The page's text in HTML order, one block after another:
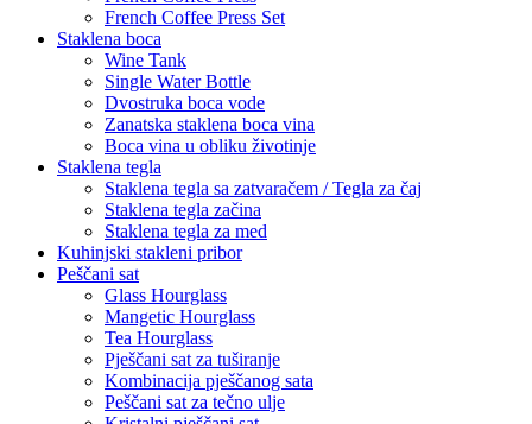
French Coffee Press Set
Staklena boca
Wine Tank
Single Water Bottle
Dvostruka boca vode
Zanatska staklena boca vina
Boca vina u obliku životinje
Staklena tegla
Staklena tegla sa zatvaračem / Tegla za čaj
Staklena tegla začina
Staklena tegla za med
Kuhinjski stakleni pribor
Peščani sat
Glass Hourglass
Mangetic Hourglass
Tea Hourglass
Pješčani sat za tuširanje
Kombinacija pješčanog sata
Peščani sat za tečno ulje